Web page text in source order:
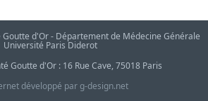
d'Or - Département de Médecine Générale
Université Paris Diderot
Goutte d'Or : 16 Rue Cave, 75018 Paris
développé par g-design.net